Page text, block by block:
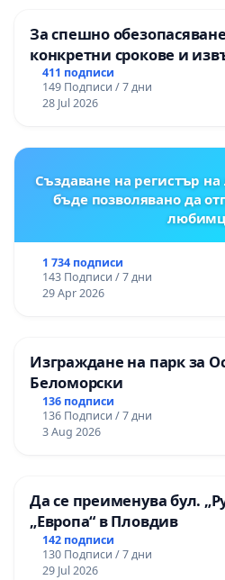
За спешно
конкретни срокове и
цялостна рехабилитация
републиканския път
„Тракия“ - гр. Ихтиман -
411 подписи
149 Подписи / 7 дни
28 Jul 2026
Създаване на регистър
бъде позволявано да
1 734 подписи
143 Подписи / 7 дни
29 Apr 2026
Изграждане на парк за
Беломорски
136 подписи
136 Подписи / 7 дни
3 Aug 2026
Да се преименува бул.
„Европа“ в Пловдив
142 подписи
130 Подписи / 7 дни
29 Jul 2026